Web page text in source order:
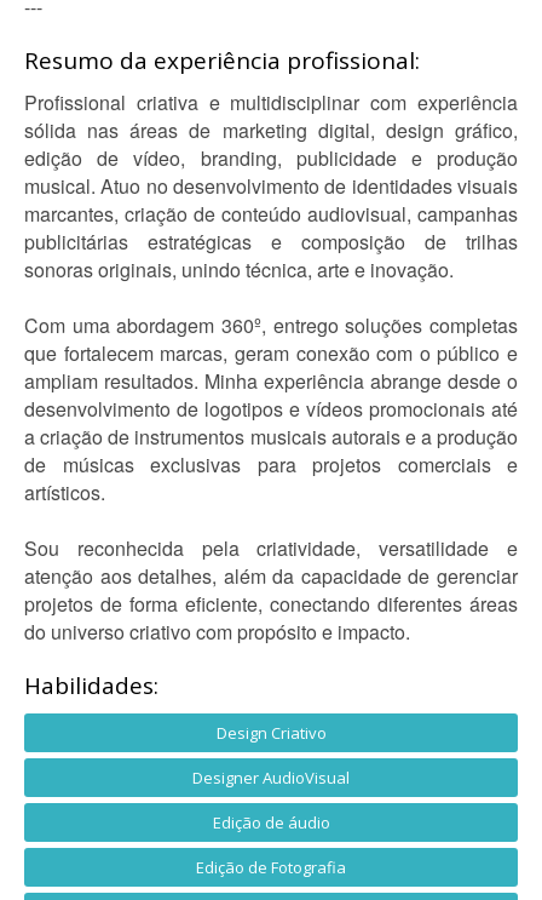
---
Resumo da experiência profissional:
Profissional criativa e multidisciplinar com experiência
sólida nas áreas de marketing digital, design gráfico,
edição de vídeo, branding, publicidade e produção
musical. Atuo no desenvolvimento de identidades visuais
marcantes, criação de conteúdo audiovisual, campanhas
publicitárias estratégicas e composição de trilhas
sonoras originais, unindo técnica, arte e inovação.
Com uma abordagem 360º, entrego soluções completas
que fortalecem marcas, geram conexão com o público e
ampliam resultados. Minha experiência abrange desde o
desenvolvimento de logotipos e vídeos promocionais até
a criação de instrumentos musicais autorais e a produção
de músicas exclusivas para projetos comerciais e
artísticos.
Sou reconhecida pela criatividade, versatilidade e
atenção aos detalhes, além da capacidade de gerenciar
projetos de forma eficiente, conectando diferentes áreas
do universo criativo com propósito e impacto.
Habilidades:
Design Criativo
Designer AudioVisual
Edição de áudio
Edição de Fotografia